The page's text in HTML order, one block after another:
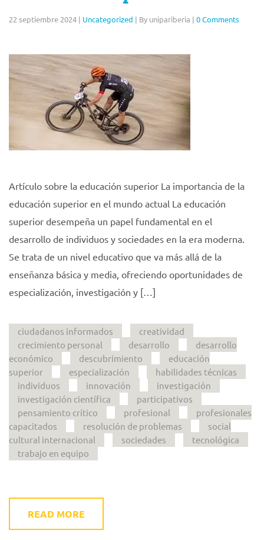
22 septiembre 2024 | Uncategorized | By unipariberia | 0 Comments
Artículo sobre la educación superior La importancia de la
educación superior en el mundo actual La educación
superior desempeña un papel fundamental en el
desarrollo de individuos y sociedades en la era moderna.
Se trata de un nivel educativo que va más allá de la
enseñanza básica y media, ofreciendo oportunidades de
especialización, investigación y […]
ciudadanos informados
creatividad
crecimiento personal
desarrollo
desarrollo
económico
descubrimiento
educación
superior
especialización
habilidades técnicas
individuos
innovación
investigación
investigación científica
participativos
pensamiento crítico
profesional
profesionales
capacitados
resolución de problemas
social
cultural internacional
sociedades
tecnológica
trabajo en equipo
READ MORE